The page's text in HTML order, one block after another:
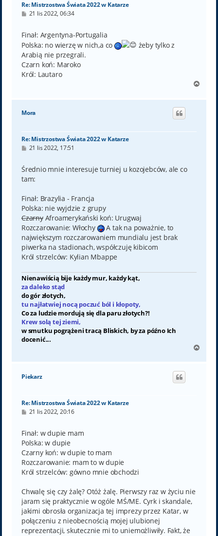
Re: Mistrzostwa Świata 2022 w Katarze
P
t
21 lis 2022, 06:34
Finał: Argentyna-Portugalia
Polska: no wierzę w nich,a co
żeby tylko z
Arabią nie przegrali.
Czarn koń: Maroko
Król: Lautaro
g
Mora
Re: Mistrzostwa Świata 2022 w Katarze
P
t
21 lis 2022, 17:51
Średnio mnie interesuje turniej u kozojebców, ale co
tam:
Finał: Brazylia - Francja
Polska: nie wyjdzie z grupy
CzarnyAfroamerykański koń: Urugwaj
Rozczarowanie: Włochy
A tak na poważnie, to
największym rozczarowaniem mundialu jest brak
piwerka na stadionach, współczuję kibicom
Król strzelców: Kylian Mbappe
Nienawiścią bije każdy mur, każdy kąt,
za daleko stąd
do gór złotych,
tu najłatwiej nocą poczuć ból i kłopoty,
Co za ludzie mordują się dla paru złotych?!
Krew solą tej ziemi,
w smutku pogrążeni tracą Bliskich, by za późno Ich
docenić...
g
Piekarz
Re: Mistrzostwa Świata 2022 w Katarze
P
t
21 lis 2022, 20:16
Finał: w dupie mam
Polska: w dupie
Czarny koń: w dupie to mam
Rozczarowanie: mam to w dupie
Król strzelców: gówno mnie obchodzi
Chwalę się czy żalę? Otóż żalę. Pierwszy raz w życiu nie
jaram się praktycznie w ogóle MŚ/ME. Cyrk i skandale,
jakimi obrosła organizacja tej imprezy przez Katar, w
połączeniu z nieobecnością mojej ulubionej
reprezentacji, skutecznie mi to uniemożliwiły. Fakt, że